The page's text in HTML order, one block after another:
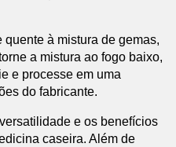
à mistura de gemas,
a mistura ao fogo baixo,
e processe em uma
do fabricante.
e os benefícios
caseira. Além de